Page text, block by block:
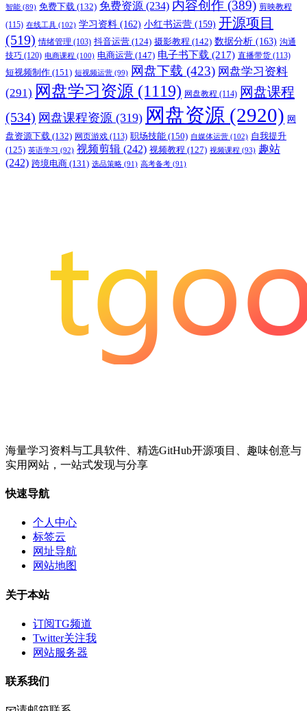
智能 (89) 免费下载 (132) 免费资源 (234) 内容创作 (389) 剪映教程
(115) 在线工具 (102) 学习资料 (162) 小红书运营 (159) 开源项目
(519) 情绪管理 (103) 抖音运营 (124) 摄影教程 (142) 数据分析 (163) 沟通
技巧 (120) 电商课程 (100) 电商运营 (147) 电子书下载 (217) 直播带货 (113)
短视频制作 (151) 短视频运营 (99) 网盘下载 (423) 网盘学习资料
(291) 网盘学习资源 (1119) 网盘教程 (114) 网盘课程
(534) 网盘课程资源 (319) 网盘资源 (2920) 网
盘资源下载 (132) 网页游戏 (113) 职场技能 (150) 自媒体运营 (102) 自我提升
(125) 英语学习 (92) 视频剪辑 (242) 视频教程 (127) 视频课程 (93) 趣站
(242) 跨境电商 (131) 选品策略 (91) 高考备考 (91)
海量学习资料与工具软件、精选GitHub开源项目、趣味创意与
实用网站，一站式发现与分享
快速导航
个人中心
标签云
网址导航
网站地图
关于本站
订阅TG频道
Twitter关注我
网站服务器
联系我们